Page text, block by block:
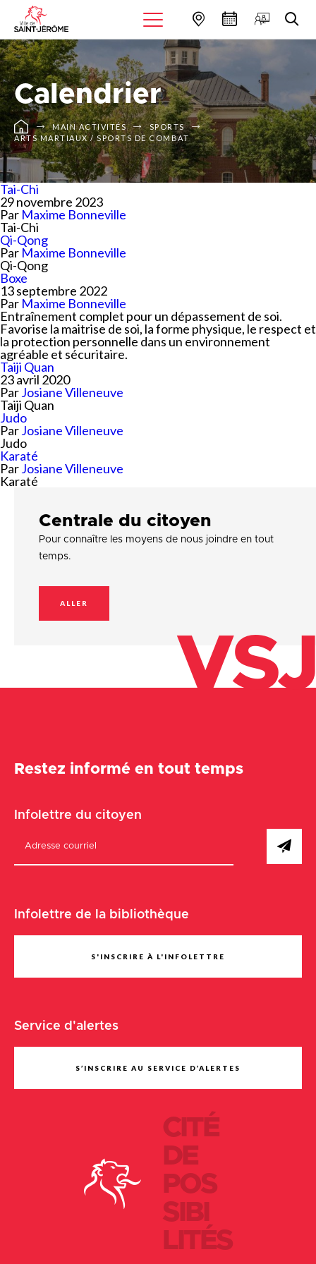
Calendrier
MAIN ACTIVITÉS
SPORTS
ARTS MARTIAUX / SPORTS DE COMBAT
Tai-Chi
29 novembre 2023
Par Maxime Bonneville
Tai-Chi
Qi-Qong
Par Maxime Bonneville
Qi-Qong
Boxe
13 septembre 2022
Par Maxime Bonneville
Entraînement complet pour un dépassement de soi.
Favorise la maitrise de soi, la forme physique, le respect et
la protection personnelle dans un environnement
agréable et sécuritaire.
Taiji Quan
23 avril 2020
ParJosiane Villeneuve
Taiji Quan
Judo
ParJosiane Villeneuve
Judo
Karaté
ParJosiane Villeneuve
Karaté
Centrale du citoyen
Pour connaître les moyens de nous joindre en tout
temps.
ALLER
VSJ
CITÉ
DE
POS
SIBI
LITÉS
Restez informé en tout temps
Infolettre du citoyen
Infolettre de la bibliothèque
S'INSCRIRE À L'INFOLETTRE
Service d'alertes
S’INSCRIRE AU SERVICE D’ALERTES